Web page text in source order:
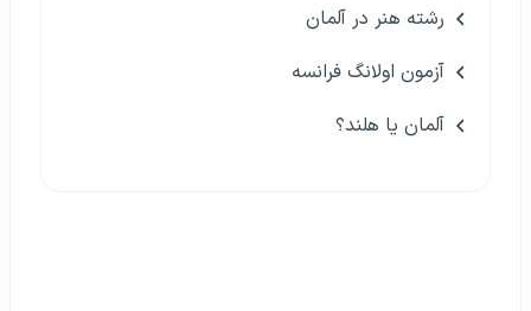
رشته هنر در آلمان
آزمون اولانگ فرانسه
آلمان یا هلند؟